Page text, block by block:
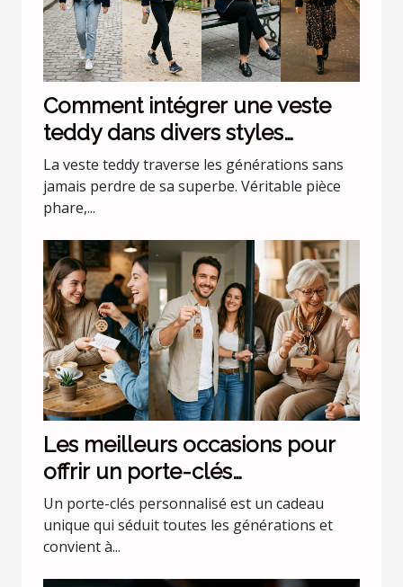
Comment intégrer une veste
teddy dans divers styles
vestimentaires ?
La veste teddy traverse les générations sans
jamais perdre de sa superbe. Véritable pièce
phare,...
Les meilleurs occasions pour
offrir un porte-clés
personnalisé
Un porte-clés personnalisé est un cadeau
unique qui séduit toutes les générations et
convient à...